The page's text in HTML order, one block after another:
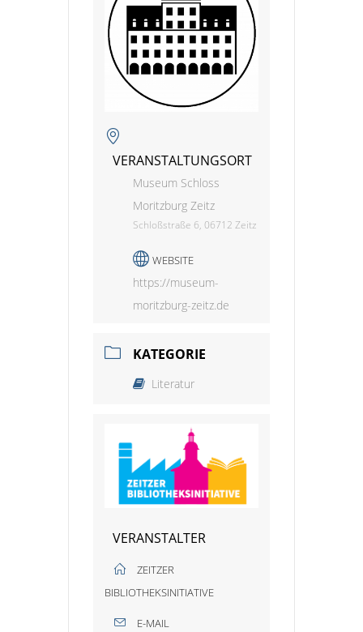
VERANSTALTUNGSORT
Museum Schloss
Moritzburg Zeitz
Schloßstraße 6, 06712 Zeitz
WEBSITE
https://museum-
moritzburg-zeitz.de
KATEGORIE
Literatur
VERANSTALTER
ZEITZER
BIBLIOTHEKSINITIATIVE
E-MAIL